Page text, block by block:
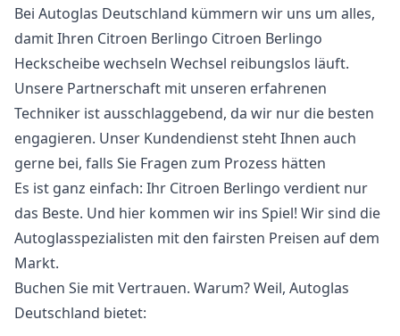
Bei Autoglas Deutschland kümmern wir uns um alles,
damit Ihren Citroen Berlingo Citroen Berlingo
Heckscheibe wechseln Wechsel reibungslos läuft.
Unsere Partnerschaft mit unseren erfahrenen
Techniker ist ausschlaggebend, da wir nur die besten
engagieren. Unser Kundendienst steht Ihnen auch
gerne bei, falls Sie Fragen zum Prozess hätten
Es ist ganz einfach: Ihr Citroen Berlingo verdient nur
das Beste. Und hier kommen wir ins Spiel! Wir sind die
Autoglasspezialisten mit den fairsten Preisen auf dem
Markt.
Buchen Sie mit Vertrauen. Warum? Weil, Autoglas
Deutschland bietet: